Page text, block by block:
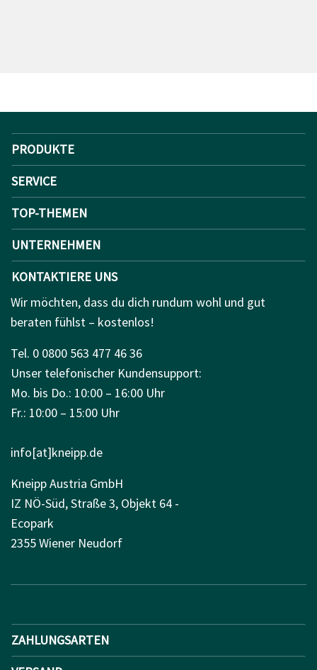
PRODUKTE
SERVICE
TOP-THEMEN
UNTERNEHMEN
KONTAKTIERE UNS
Wir möchten, dass du dich rundum wohl und gut
beraten fühlst – kostenlos!
Tel. 0 0800 563 477 46 36
Unser telefonischer Kundensupport:
Mo. bis Do.: 10:00 – 16:00 Uhr
Fr.: 10:00 – 15:00 Uhr
info[at]kneipp.de
Kneipp Austria GmbH
IZ NÖ-Süd, Straße 3, Objekt 64 -
Ecopark
2355 Wiener Neudorf
ZAHLUNGSARTEN